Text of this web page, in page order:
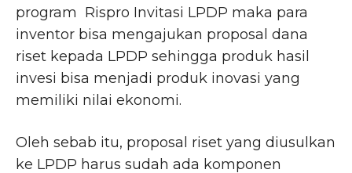
program Rispro Invitasi LPDP maka para
inventor bisa mengajukan proposal dana
riset kepada LPDP sehingga produk hasil
invesi bisa menjadi produk inovasi yang
memiliki nilai ekonomi.
Oleh sebab itu, proposal riset yang diusulkan
ke LPDP harus sudah ada komponen